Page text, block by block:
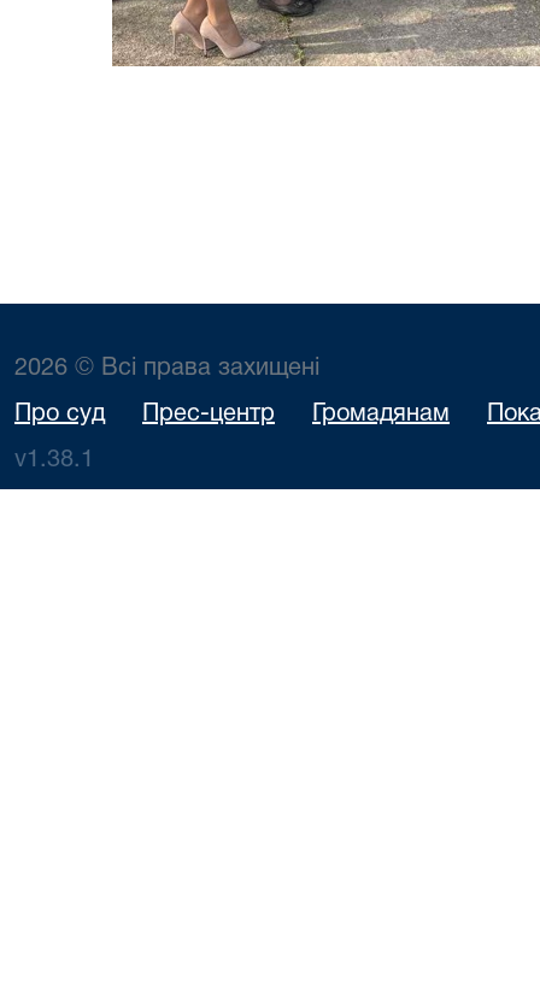
2026 © Всі права захищені
Про суд Прес-центр Громадянам
v1.38.1